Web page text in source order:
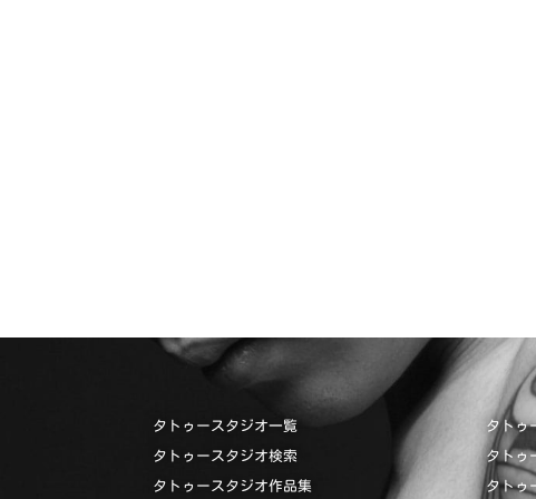
タトゥースタジオ一覧
タトゥースタジオ検索
タトゥースタジオ作品集
タトゥ
タトゥ
タトゥ